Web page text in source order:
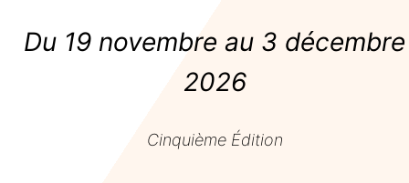
Du 19 novembre au 3 décembre
2026
Cinquième Édition